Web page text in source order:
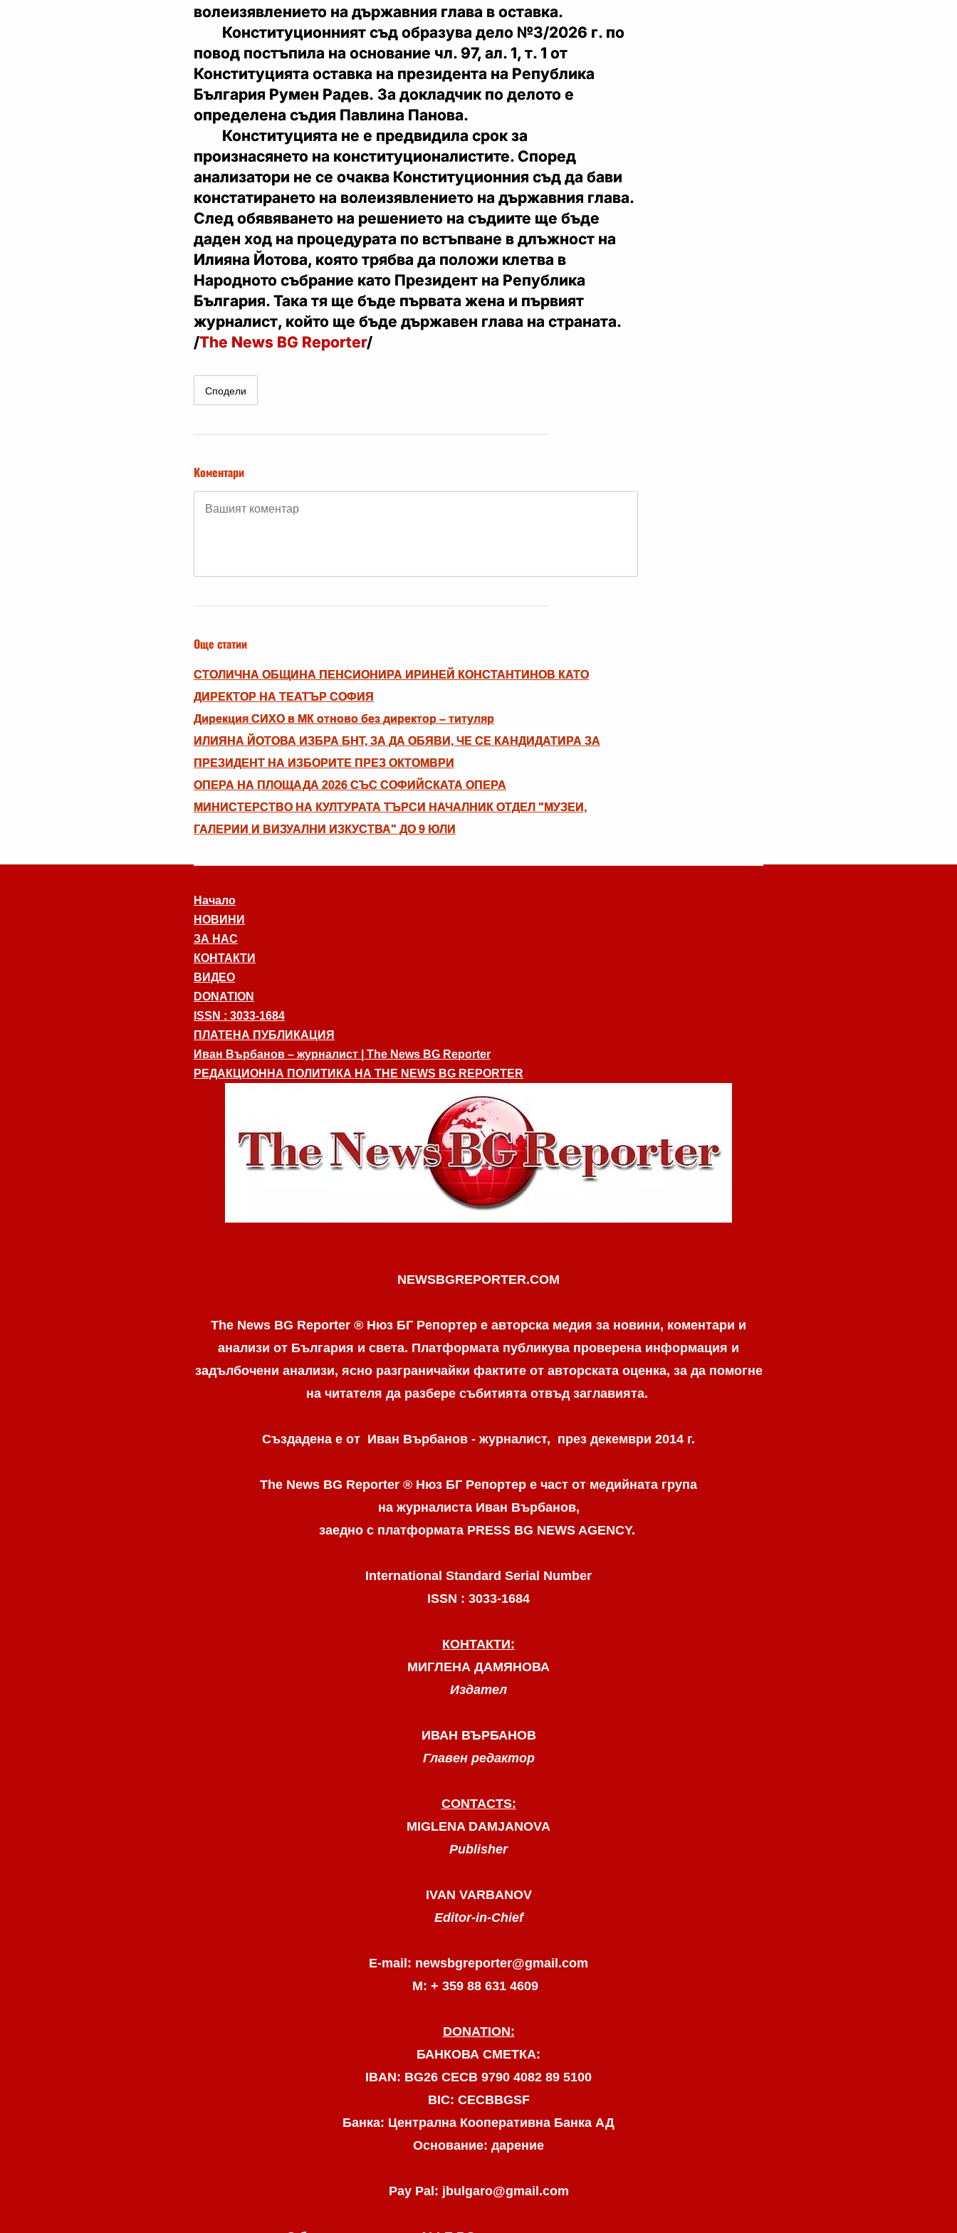
волеизявлението на държавния глава в оставка.
Конституционният съд образува дело №3/2026 г. по
повод постъпила на основание чл. 97, ал. 1, т. 1 от
Конституцията оставка на президента на Република
България Румен Радев. За докладчик по делото е
определена съдия Павлина Панова.
Конституцията не е предвидила срок за
произнасянето на конституционалистите. Според
анализатори не се очаква Конституционния съд да бави
констатирането на волеизявлението на държавния глава.
След обявяването на решението на съдиите ще бъде
даден ход на процедурата по встъпване в длъжност на
Илияна Йотова, която трябва да положи клетва в
Народното събрание като Президент на Република
България. Така тя ще бъде първата жена и първият
журналист, който ще бъде държавен глава на страната.
/The News BG Reporter/
Сподели
Коментари
Още статии
СТОЛИЧНА ОБЩИНА ПЕНСИОНИРА ИРИНЕЙ КОНСТАНТИНОВ КАТО
ДИРЕКТОР НА ТЕАТЪР СОФИЯ
Дирекция СИХО в МК отново без директор – титуляр
ИЛИЯНА ЙОТОВА ИЗБРА БНТ, ЗА ДА ОБЯВИ, ЧЕ СЕ КАНДИДАТИРА ЗА
ПРЕЗИДЕНТ НА ИЗБОРИТЕ ПРЕЗ ОКТОМВРИ
ОПЕРА НА ПЛОЩАДА 2026 СЪС СОФИЙСКАТА ОПЕРА
МИНИСТЕРСТВО НА КУЛТУРАТА ТЪРСИ НАЧАЛНИК ОТДЕЛ "МУЗЕИ,
ГАЛЕРИИ И ВИЗУАЛНИ ИЗКУСТВА" ДО 9 ЮЛИ
Начало
НОВИНИ
ЗА НАС
КОНТАКТИ
ВИДЕО
DONATION
ISSN : 3033-1684
ПЛАТЕНА ПУБЛИКАЦИЯ
Иван Върбанов – журналист | The News BG Reporter
РЕДАКЦИОННА ПОЛИТИКА НА THE NEWS BG REPORTER
NEWSBGREPORTER.COM
The News BG Reporter ® Нюз БГ Репортер е авторска медия за новини, коментари и
анализи от България и света. Платформата публикува проверена информация и
задълбочени анализи, ясно разграничaйки фактите от авторската оценка, за да помогне
на читателя да разбере събитията отвъд заглавията.
Създадена е от Иван Върбанов - журналист, през декември 2014 г.
The News BG Reporter ® Нюз БГ Репортер е част от медийната група
на журналиста Иван Върбанов,
заедно с платформата PRESS BG NEWS AGENCY.
International Standard Serial Number
ISSN : 3033-1684
КОНТАКТИ:
МИГЛЕНА ДАМЯНОВА
Издател
ИВАН ВЪРБАНОВ
Главен редактор
CONTACTS:
MIGLENA DAMJANOVA
Publisher
IVAN VARBANOV
Editor-in-Chief
E-mail: newsbgreporter@gmail.com
М: + 359 88 631 4609
DONATION:
БАНКОВА СМЕТКА:
IBAN: BG26 CECB 9790 4082 89 5100
BIC: CECBBGSF
Банка: Централна Кооперативна Банка АД
Основание: дарение
Pay Pal: jbulgaro@gmail.com